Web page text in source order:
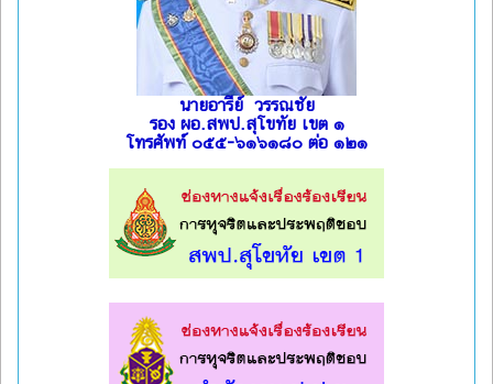
นายอารีย์ วรรณชัย
รอง ผอ.สพป.สุโขทัย เขต ๑
โทรศัพท์ ๐๕๕-๖๑๖๑๘๐ ต่อ ๑๒๑